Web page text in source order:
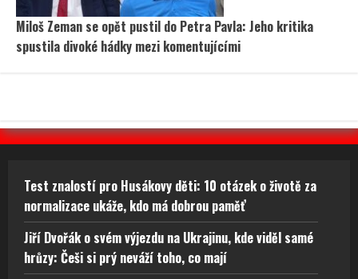
Miloš Zeman se opět pustil do Petra Pavla: Jeho kritika
spustila divoké hádky mezi komentujícími
Test znalostí pro Husákovy děti: 10 otázek o životě za
normalizace ukáže, kdo má dobrou paměť
Jiří Dvořák o svém výjezdu na Ukrajinu, kde viděl samé
hrůzy: Češi si prý neváží toho, co mají